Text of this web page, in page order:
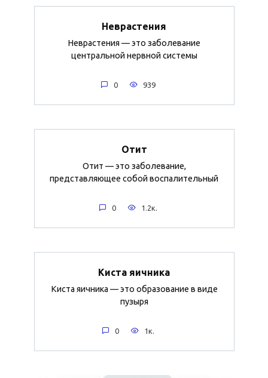
Неврастения
Неврастения — это заболевание
центральной нервной системы
0 939
Отит
Отит — это заболевание,
представляющее собой воспалительный
0 1.2к.
Киста яичника
Киста яичника — это образование в виде
пузыря
0 1к.